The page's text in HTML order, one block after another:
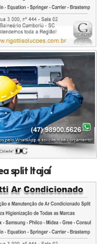
split Itajaí